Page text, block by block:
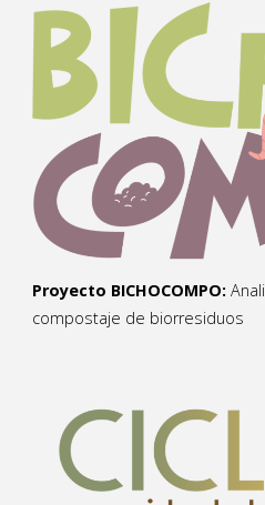
Proyecto BICHOCOMPO:
compostaje de biorresiduos